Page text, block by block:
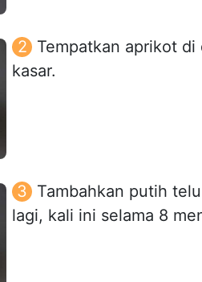
Tempatkan aprikot
kasar.
Tambahkan putih
lagi, kali ini selama 8